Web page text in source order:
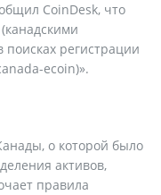
CoinDesk, что
регистрации
ecoin)».
о которой было
активов,
правила